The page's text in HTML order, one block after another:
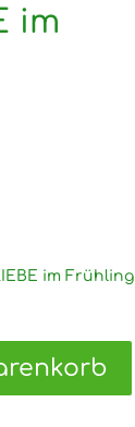
im
im Frühling